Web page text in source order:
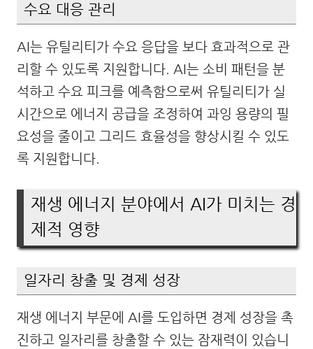
수요 대응 관리
AI는 유틸리티가 수요 응답을 보다 효과적으로 관
리할 수 있도록 지원합니다. AI는 소비 패턴을 분
석하고 수요 피크를 예측함으로써 유틸리티가 실
시간으로 에너지 공급을 조정하여 과잉 용량의 필
요성을 줄이고 그리드 효율성을 향상시킬 수 있도
록 지원합니다.
재생 에너지 분야에서 AI가 미치는 경
제적 영향
일자리 창출 및 경제 성장
재생 에너지 부문에 AI를 도입하면 경제 성장을 촉
진하고 일자리를 창출할 수 있는 잠재력이 있습니